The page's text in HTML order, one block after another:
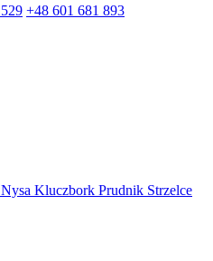
+48 601 681 893
Nysa Kluczbork Prudnik Strzelce